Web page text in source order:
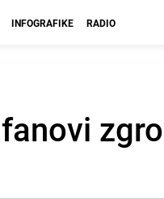
INFOGRAFIKE RADIO